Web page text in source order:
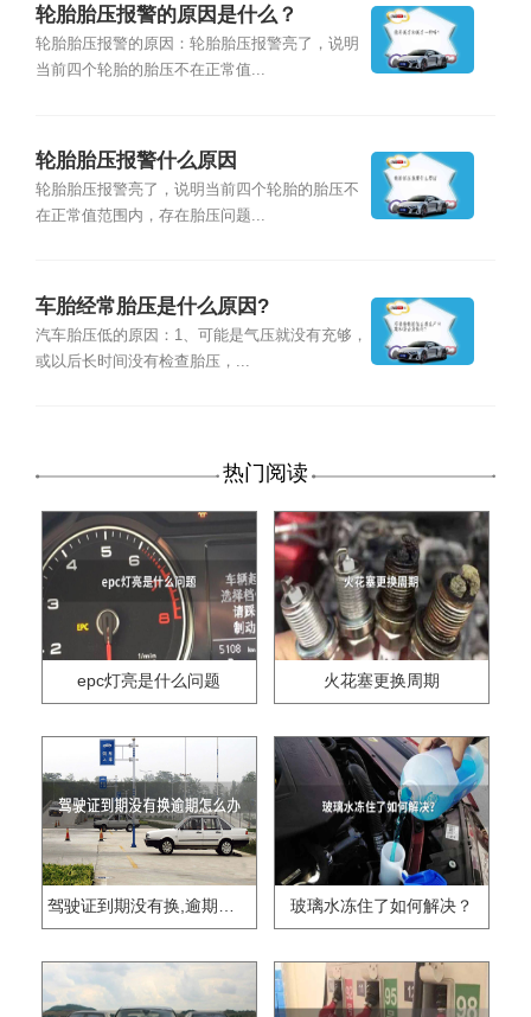
轮胎胎压报警的原因是什么？
轮胎胎压报警的原因：轮胎胎压报警亮了，说明
当前四个轮胎的胎压不在正常值...
轮胎胎压报警什么原因
轮胎胎压报警亮了，说明当前四个轮胎的胎压不
在正常值范围内，存在胎压问题...
车胎经常胎压是什么原因?
汽车胎压低的原因：1、可能是气压就没有充够，
或以后长时间没有检查胎压，...
热门阅读
epc灯亮是什么问题 火花塞更换周期
驾驶证到期没有换,逾期怎么办?? 玻璃水冻住了如何解决？